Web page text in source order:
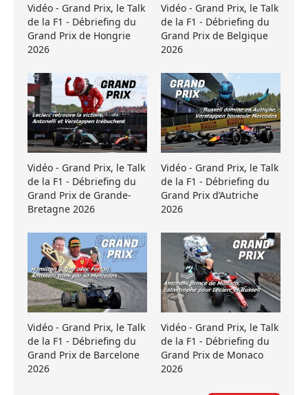
Vidéo - Grand Prix, le Talk
de la F1 - Débriefing du
Grand Prix de Hongrie
2026
Vidéo - Grand Prix, le Talk
de la F1 - Débriefing du
Grand Prix de Belgique
2026
Vidéo - Grand Prix, le Talk
de la F1 - Débriefing du
Grand Prix de Grande-
Bretagne 2026
Vidéo - Grand Prix, le Talk
de la F1 - Débriefing du
Grand Prix d’Autriche
2026
Vidéo - Grand Prix, le Talk
de la F1 - Débriefing du
Grand Prix de Barcelone
2026
Vidéo - Grand Prix, le Talk
de la F1 - Débriefing du
Grand Prix de Monaco
2026